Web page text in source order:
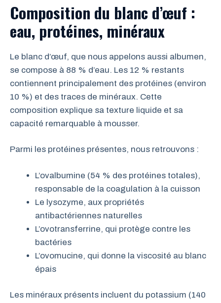
Composition du blanc d’œuf :
eau, protéines, minéraux
Le blanc d’œuf, que nous appelons aussi albumen,
se compose à 88 % d’eau. Les 12 % restants
contiennent principalement des protéines (environ
10 %) et des traces de minéraux. Cette
composition explique sa texture liquide et sa
capacité remarquable à mousser.
Parmi les protéines présentes, nous retrouvons :
L’ovalbumine (54 % des protéines totales),
responsable de la coagulation à la cuisson
Le lysozyme, aux propriétés
antibactériennes naturelles
L’ovotransferrine, qui protège contre les
bactéries
L’ovomucine, qui donne la viscosité au blanc
épais
Les minéraux présents incluent du potassium (140